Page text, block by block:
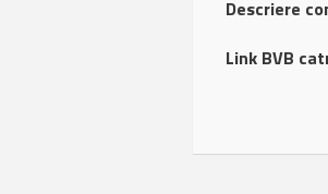
Descriere
Link BVB